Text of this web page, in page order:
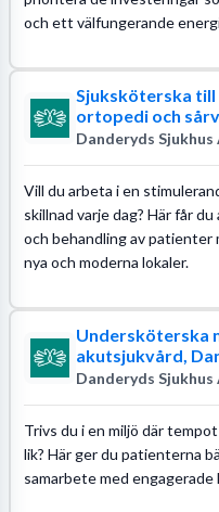
och ett välfungerande
Sjuksköterska
ortopedi och
Danderyds Sjukhus
Vill du arbeta i en
skillnad varje dag? Här får
och behandling av patienter
nya och moderna lokaler.
Undersköterska
akutsjukvård,
Danderyds Sjukhus
Trivs du i en miljö där
lik? Här ger du patienterna
samarbete med engagerade